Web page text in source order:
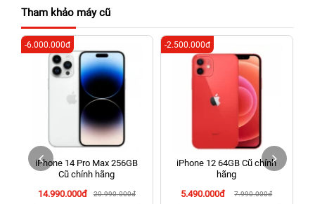
625 - 625A Âu Cơ, Tân Phú, Hồ Chí Minh (Quận Tân Phú cũ)
326 Lê Văn Việt, Tăng Nhơn Phú, Hồ Chí Minh (Q.9 TP. Thủ
Đức cũ)
256 Võ Văn Ngân, Thủ Đức, Hồ Chí Minh (Bình Thọ, TP. Thủ
70 Nguyễn An Ninh, Dĩ An, Hồ Chí Minh (Bình Dương Cũ)
24h Vũng Tàu: 162A Ba Cu, Vũng Tàu, Hồ Chí Minh (TP. Vũng
Tàu cũ)
198 Hoàng Văn Thụ, Tân Sơn Nhất, Hồ Chí Minh (Tân Bình
Tham khảo máy cũ
iPhone 14 Pro Max 256GB
Cũ chính hãng
14.990.000đ
20.990.000đ
-6.000.000đ
iPhone 12 64GB Cũ chính
hãng
5.490.000đ
7.990.000đ
-2.500.000đ